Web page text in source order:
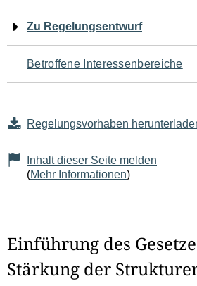
den
Seiteninhalt
Zu Regelungsentwurf
Betroffene Interessenbereiche
Regelungsvorhaben
Inhalt dieser Seite melden
(Mehr Informationen)
Einführung des
Stärkung der